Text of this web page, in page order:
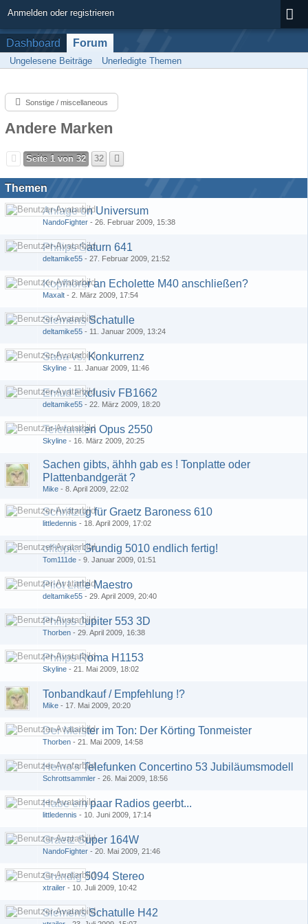
Anmelden oder registrieren
Dashboard Forum
Ungelesene Beiträge Unerledigte Themen
Sonstige / miscellaneous
Andere Marken
Seite 1 von 32 32
Themen
Anlage on Universum
NandoFighter - 26. Februar 2009, 15:38
Philips Saturn 641
deltamike55 - 27. Februar 2009, 21:52
Kopfhörer an Echolette M40 anschließen?
Maxalt - 2. März 2009, 17:54
Siemens Schatulle
deltamike55 - 11. Januar 2009, 13:24
Saba vs. Konkurrenz
Skyline - 11. Januar 2009, 11:46
Emud Exclusiv FB1662
deltamike55 - 22. März 2009, 18:20
Telefunken Opus 2550
Skyline - 16. März 2009, 20:25
Sachen gibts, ähhh gab es ! Tonplatte oder
Plattenbandgerät ?
Mike - 8. April 2009, 22:02
Schriftzug für Graetz Baroness 610
littledennis - 18. April 2009, 17:02
offtopic: Grundig 5010 endlich fertig!
Tom111de - 9. Januar 2009, 01:51
Pilot Little Maestro
deltamike55 - 29. April 2009, 20:40
Philips Jupiter 553 3D
Thorben - 29. April 2009, 16:38
Philips Roma H1153
Skyline - 21. Mai 2009, 18:02
Tonbandkauf / Empfehlung !?
Mike - 17. Mai 2009, 20:20
Der Meister im Ton: Der Körting Tonmeister
Thorben - 21. Mai 2009, 14:58
Heino's Telefunken Concertino 53 Jubiläumsmodell
Schrottsammler - 26. Mai 2009, 18:56
Habe ein paar Radios geerbt...
littledennis - 10. Juni 2009, 17:14
Graetz Super 164W
NandoFighter - 20. Mai 2009, 21:46
Grundig 5094 Stereo
xtrailer - 10. Juli 2009, 10:42
Siemens Schatulle H42